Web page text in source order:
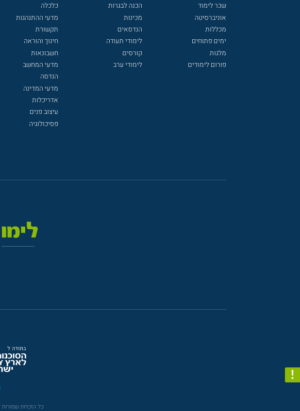
שכר לימוד
אוניברסיטה
מכללות
ימים פתוחים
מלגות
פורום לימודים
הכנה לבגרות
מכינות
הנדסאים
לימודי תעודה
קורסים
לימודי ערב
כלכלה
מדעי ההתנהגות
תקשורת
חינוך והוראה
חשבונאות
מדעי המחשב
הנדסה
מדעי המדינה
אדריכלות
עיצוב פנים
פסיכולוגיה
כל הזכויות